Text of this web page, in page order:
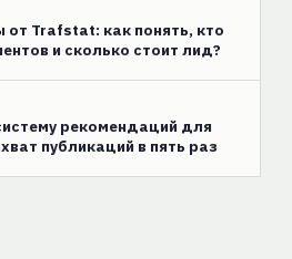
Trafstat: как понять, кто
и сколько стоит лид?
рекомендаций для
публикаций в пять раз